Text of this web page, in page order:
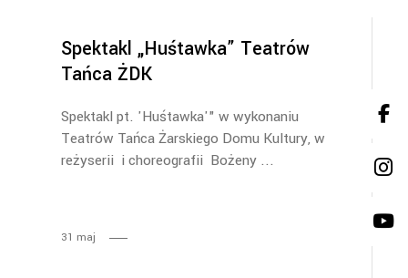
Spektakl „Huśtawka” Teatrów
Tańca ŻDK
Spektakl pt. 'Huśtawka'" w wykonaniu
Teatrów Tańca Żarskiego Domu Kultury, w
reżyserii i choreografii Bożeny
31 maj